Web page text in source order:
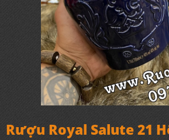
Rượu Royal Salute 21